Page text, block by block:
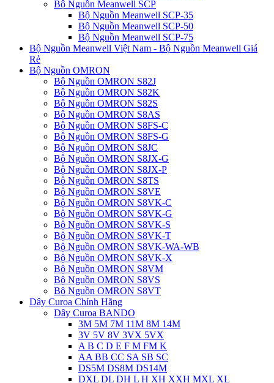
Bộ Nguồn Meanwell SCP
Bộ Nguồn Meanwell SCP-35
Bộ Nguồn Meanwell SCP-50
Bộ Nguồn Meanwell SCP-75
Bộ Nguồn Meanwell Việt Nam - Bộ Nguồn Meanwell Giá
Rẻ
Bộ Nguồn OMRON
Bộ Nguồn OMRON S82J
Bộ Nguồn OMRON S82K
Bộ Nguồn OMRON S82S
Bộ Nguồn OMRON S8AS
Bộ Nguồn OMRON S8FS-C
Bộ Nguồn OMRON S8FS-G
Bộ Nguồn OMRON S8JC
Bộ Nguồn OMRON S8JX-G
Bộ Nguồn OMRON S8JX-P
Bộ Nguồn OMRON S8TS
Bộ Nguồn OMRON S8VE
Bộ Nguồn OMRON S8VK-C
Bộ Nguồn OMRON S8VK-G
Bộ Nguồn OMRON S8VK-S
Bộ Nguồn OMRON S8VK-T
Bộ Nguồn OMRON S8VK-WA-WB
Bộ Nguồn OMRON S8VK-X
Bộ Nguồn OMRON S8VM
Bộ Nguồn OMRON S8VS
Bộ Nguồn OMRON S8VT
Dây Curoa Chính Hãng
Dây Curoa BANDO
3M 5M 7M 11M 8M 14M
3V 5V 8V 3VX 5VX
A B C D E F M FM K
AA BB CC SA SB SC
DS5M DS8M DS14M
DXL DL DH L H XH XXH MXL XL